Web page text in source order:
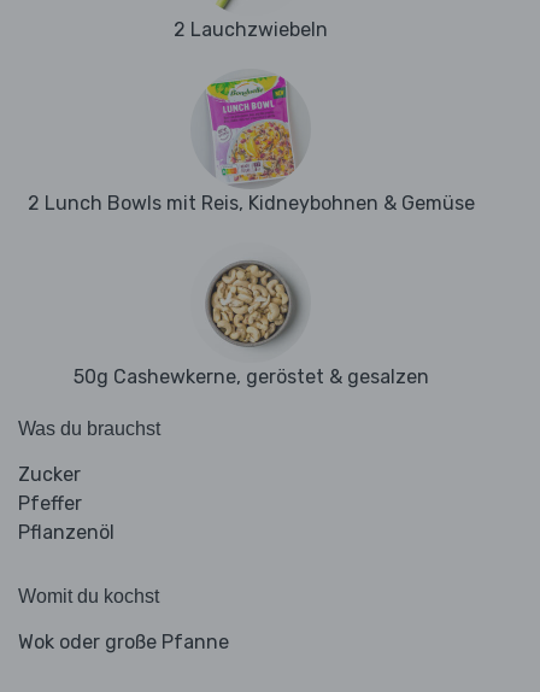
2 Lauchzwiebeln
2 Lunch Bowls mit Reis, Kidneybohnen & Gemüse
50g Cashewkerne, geröstet & gesalzen
Was du brauchst
Zucker
Pfeffer
Pflanzenöl
Womit du kochst
Wok oder große Pfanne